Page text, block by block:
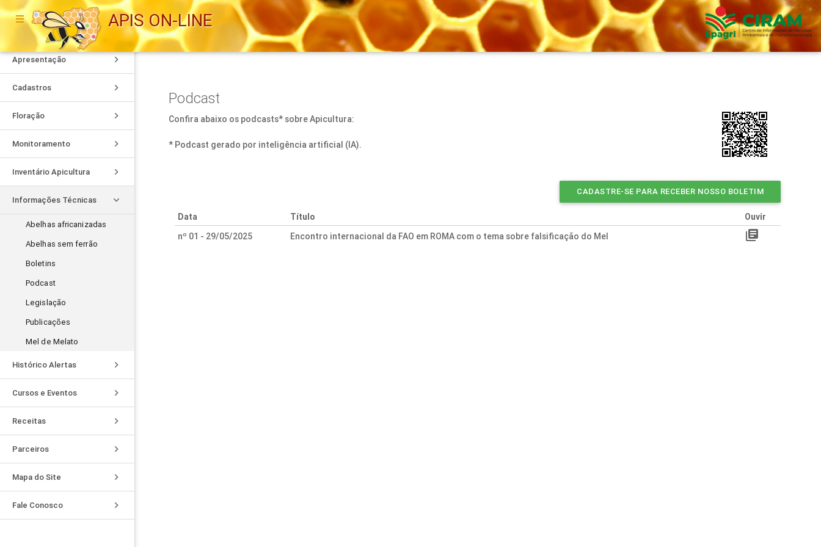
APIS ON-LINE
Apresentação keyboard_arrow_right
Cadastros keyboard_arrow_right
Floração keyboard_arrow_right
Monitoramento keyboard_arrow_right
Inventário Apicultura keyboard_arrow_right
Informações Técnicas keyboard_arrow_right
Abelhas africanizadas
Abelhas sem ferrão
Boletins
Podcast
Legislação
Publicações
Mel de Melato
Histórico Alertas keyboard_arrow_right
Cursos e Eventos keyboard_arrow_right
Receitas keyboard_arrow_right
Parceiros keyboard_arrow_right
Mapa do Site keyboard_arrow_right
Fale Conosco keyboard_arrow_right
Podcast
Confira abaixo os podcasts* sobre Apicultura:
* Podcast gerado por inteligência artificial (IA).
CADASTRE-SE PARA RECEBER NOSSO BOLETIM
Data Título
Ouvir
nº 01 - 29/05/2025
Encontro internacional da FAO em ROMA com o tema sobre falsificação do Mel library_books